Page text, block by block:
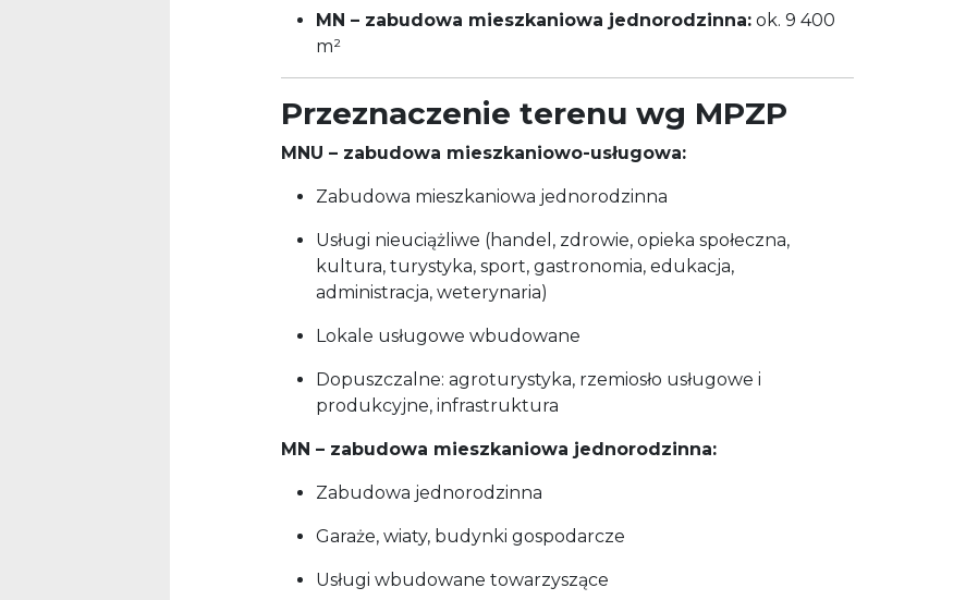
MN – zabudowa mieszkaniowa jednorodzinna: ok. 9 400
m²
Przeznaczenie terenu wg MPZP
MNU – zabudowa mieszkaniowo-usługowa:
Zabudowa mieszkaniowa jednorodzinna
Usługi nieuciążliwe (handel, zdrowie, opieka społeczna,
kultura, turystyka, sport, gastronomia, edukacja,
administracja, weterynaria)
Lokale usługowe wbudowane
Dopuszczalne: agroturystyka, rzemiosło usługowe i
produkcyjne, infrastruktura
MN – zabudowa mieszkaniowa jednorodzinna:
Zabudowa jednorodzinna
Garaże, wiaty, budynki gospodarcze
Usługi wbudowane towarzyszące